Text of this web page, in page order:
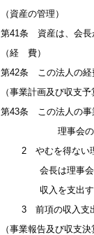
（資産の管理）
第41条 資産は、会長
（経 費）
第42条 この法人の経
（事業計画及び収支
第43条 この法人の事
理事会の議決を
2 やむを得ない理
会長は理事会の議
収入を支出する
3 前項の収入支出
（事業報告及び収支